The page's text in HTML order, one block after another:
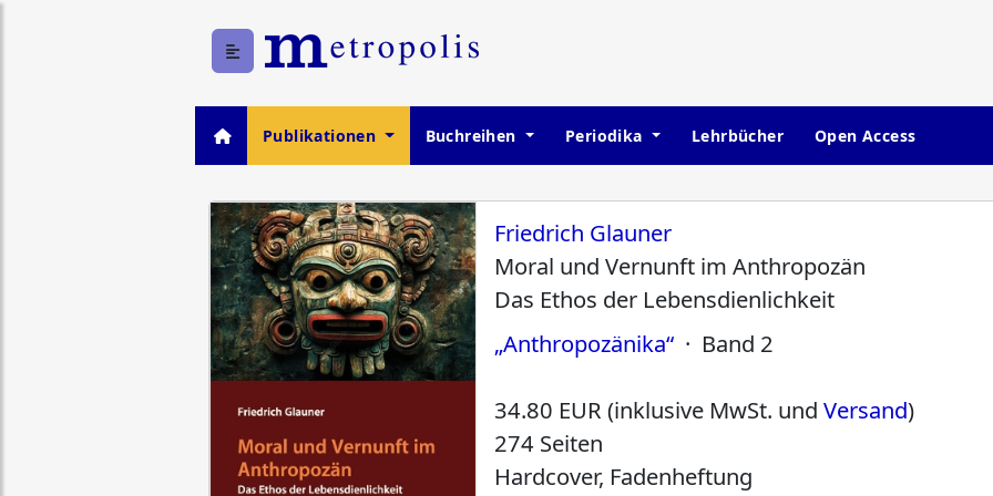
Publikationen Buchreihen Periodika Lehrbücher Open Access
Friedrich Glauner
Moral und Vernunft im Anthropozän
Das Ethos der Lebensdienlichkeit
„Anthropozänika“ · Band 2
34.80 EUR (inklusive MwSt. undVersand)
274 Seiten
Hardcover, Fadenheftung